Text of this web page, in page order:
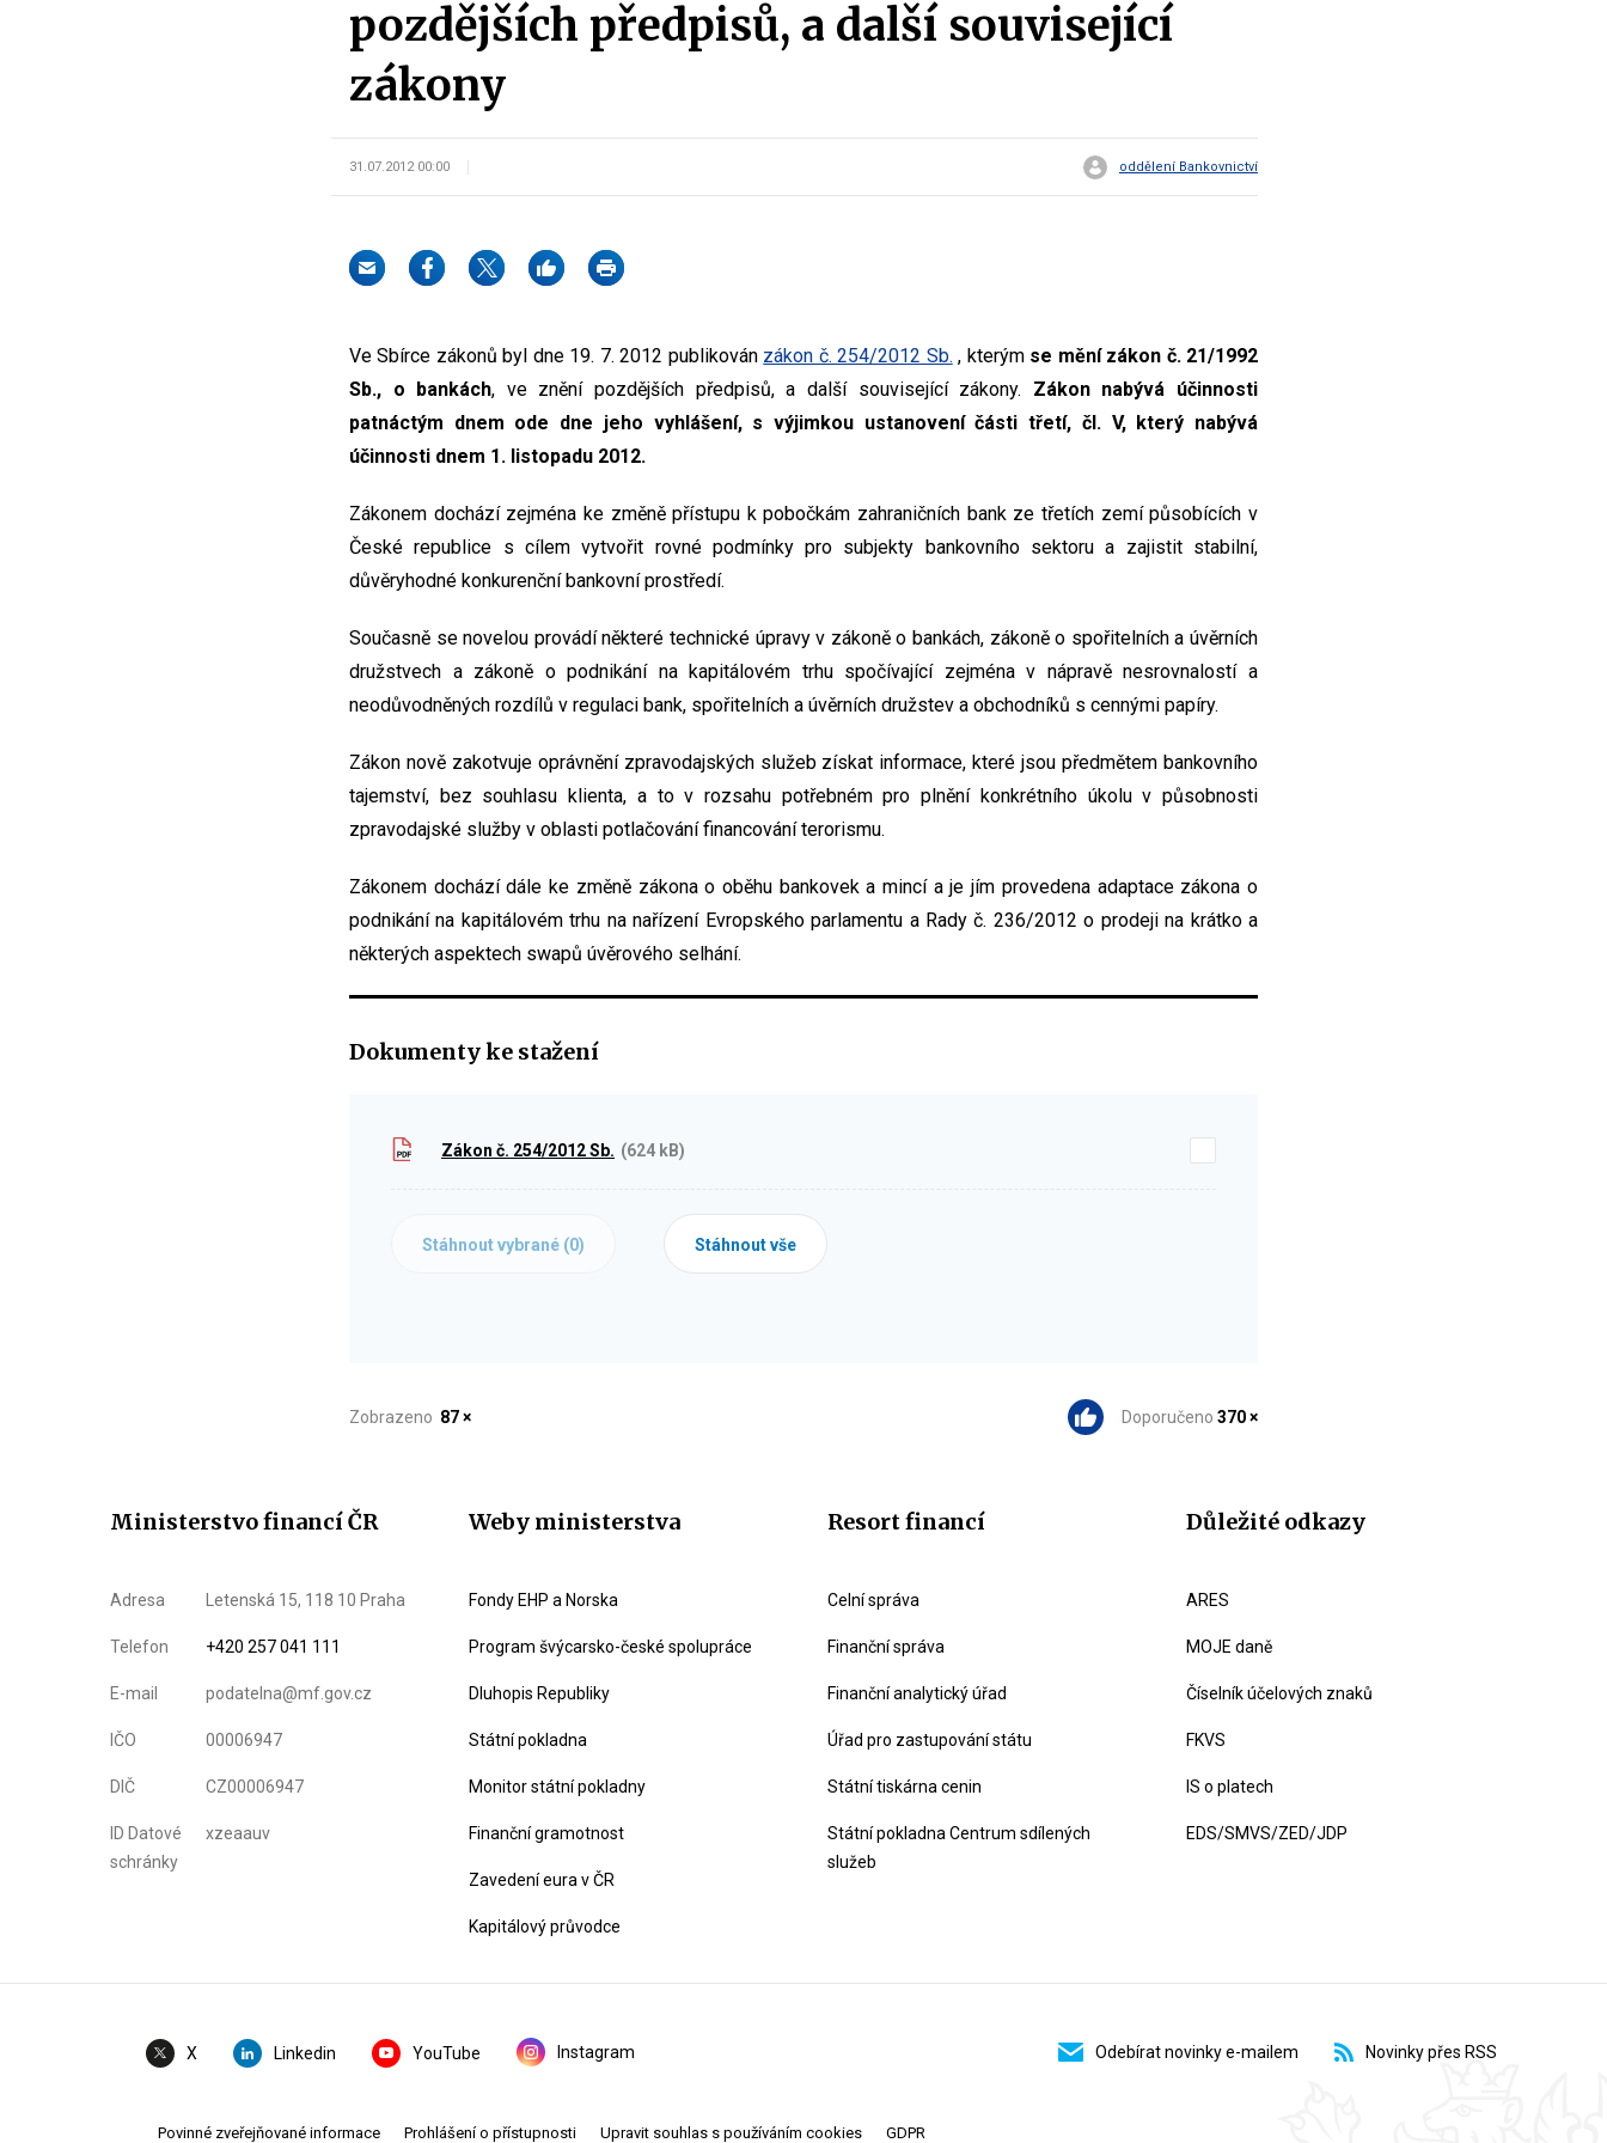
pozdějších předpisů, a další související
zákony
31.07.2012 00:00 oddělení Bankovnictví
Ve Sbírce zákonů byl dne 19. 7. 2012 publikován zákon č. 254/2012 Sb. , kterým se mění zákon č. 21/1992
Sb., o bankách, ve znění pozdějších předpisů, a další související zákony. Zákon nabývá účinnosti
patnáctým dnem ode dne jeho vyhlášení, s výjimkou ustanovení části třetí, čl. V, který nabývá
účinnosti dnem 1. listopadu 2012.
Zákonem dochází zejména ke změně přístupu k pobočkám zahraničních bank ze třetích zemí působících v
České republice s cílem vytvořit rovné podmínky pro subjekty bankovního sektoru a zajistit stabilní,
důvěryhodné konkurenční bankovní prostředí.
Současně se novelou provádí některé technické úpravy v zákoně o bankách, zákoně o spořitelních a úvěrních
družstvech a zákoně o podnikání na kapitálovém trhu spočívající zejména v nápravě nesrovnalostí a
neodůvodněných rozdílů v regulaci bank, spořitelních a úvěrních družstev a obchodníků s cennými papíry.
Zákon nově zakotvuje oprávnění zpravodajských služeb získat informace, které jsou předmětem bankovního
tajemství, bez souhlasu klienta, a to v rozsahu potřebném pro plnění konkrétního úkolu v působnosti
zpravodajské služby v oblasti potlačování financování terorismu.
Zákonem dochází dále ke změně zákona o oběhu bankovek a mincí a je jím provedena adaptace zákona o
podnikání na kapitálovém trhu na nařízení Evropského parlamentu a Rady č. 236/2012 o prodeji na krátko a
některých aspektech swapů úvěrového selhání.
Dokumenty ke stažení
Zákon č. 254/2012 Sb. (624 kB)
Stáhnout vybrané (0) Stáhnout vše
Zobrazeno 87 × Doporučeno 370 ×
Ministerstvo financí ČR
Adresa Letenská 15, 118 10 Praha
Telefon +420 257 041 111
E-mail podatelna@mf.gov.cz
IČO 00006947
DIČ CZ00006947
ID Datové
schránky
xzeaauv
Weby ministerstva
Fondy EHP a Norska
Program švýcarsko-české spolupráce
Dluhopis Republiky
Státní pokladna
Monitor státní pokladny
Finanční gramotnost
Zavedení eura v ČR
Kapitálový průvodce
Resort financí
Celní správa
Finanční správa
Finanční analytický úřad
Úřad pro zastupování státu
Státní tiskárna cenin
Státní pokladna Centrum sdílených
služeb
Důležité odkazy
ARES
MOJE daně
Číselník účelových znaků
FKVS
IS o platech
EDS/SMVS/ZED/JDP
X Linkedin YouTube Instagram Odebírat novinky e-mailem Novinky přes RSS
Povinné zveřejňované informace Prohlášení o přístupnosti Upravit souhlas s používáním cookies GDPR